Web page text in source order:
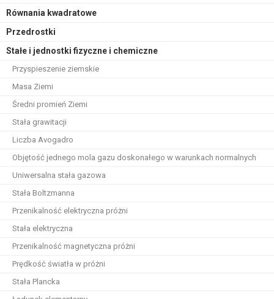
Równania kwadratowe
Przedrostki
Stałe i jednostki fizyczne i chemiczne
Przyspieszenie ziemskie
Masa Ziemi
Średni promień Ziemi
Stała grawitacji
Liczba Avogadro
Objętość jednego mola gazu doskonałego w warunkach normalnych
Uniwersalna stała gazowa
Stała Boltzmanna
Przenikalność elektryczna próżni
Stała elektryczna
Przenikalność magnetyczna próżni
Prędkość światła w próżni
Stała Plancka